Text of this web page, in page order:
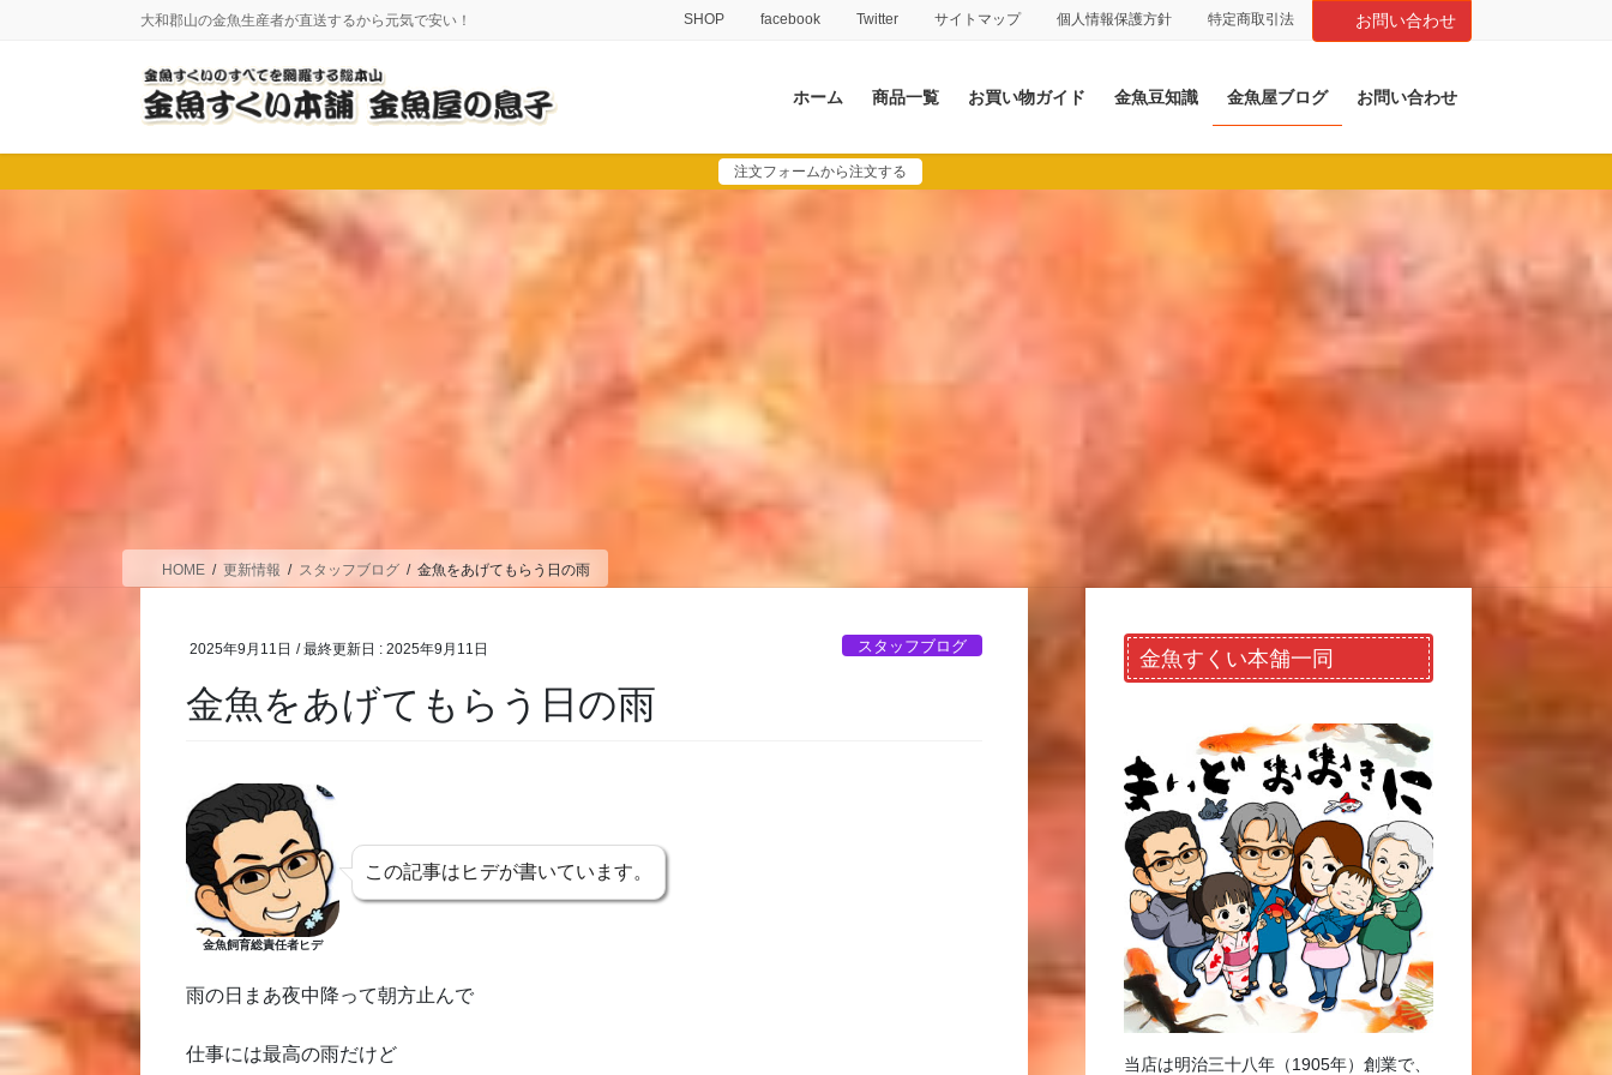
に
移
ョ
ン
大和郡山の金魚生産者が直送するから元気で安い！ SHOP facebook Twitter サイトマップ 個人情報保護方針 特定商取引法 お問い合わせ
ホーム 商品一覧 お買い物ガイド 金魚豆知識 金魚屋ブログ お問い合わせ
注文フォームから注文する
HOME 更新情報 スタッフブログ 金魚をあげてもらう日の雨
2025年9月11日 / 最終更新日 :2025年9月11日 スタッフブログ
金魚をあげてもらう日の雨
金魚飼育総責任者ヒデ
この記事はヒデが書いています。
雨の日まあ夜中降って朝方止んで
仕事には最高の雨だけど
金魚すくい本舗一同
当店は明治三十八年（1905年）創業で、